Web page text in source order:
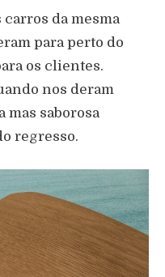
da mesma
para perto do
os clientes.
nos deram
mas saborosa
regresso.